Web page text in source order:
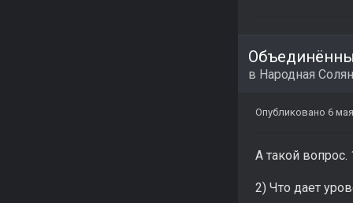
в Народная
Опубликовано 6
А такой
2) Что дает